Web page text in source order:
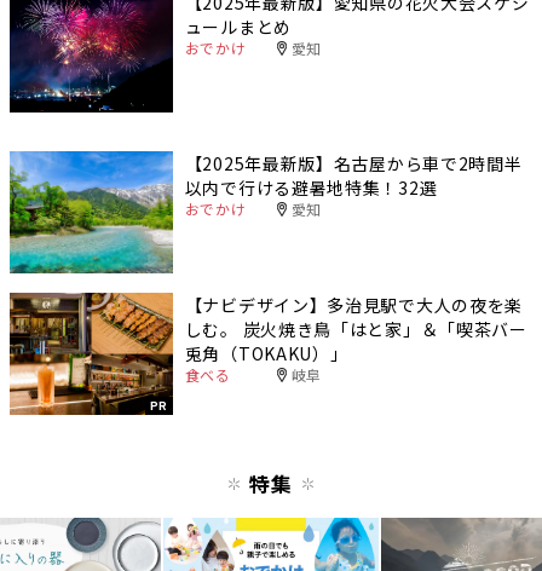
ュールまとめ
おでかけ 愛知
【2025年最新版】名古屋から車で2時間半
以内で行ける避暑地特集！32選
おでかけ 愛知
PR
【ナビデザイン】多治見駅で大人の夜を楽
しむ。 炭火焼き鳥「はと家」＆「喫茶バー
兎角（TOKAKU）」
食べる 岐阜
特集